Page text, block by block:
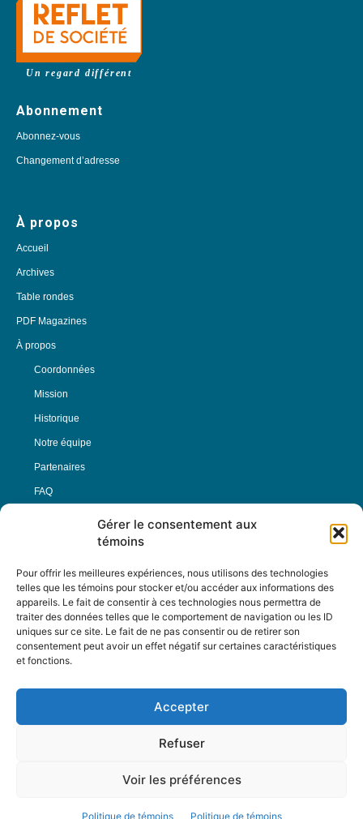
Gérer le consentement aux
témoins
Pour offrir les meilleures expériences, nous utilisons des technologies
telles que les témoins pour stocker et/ou accéder aux informations des
appareils. Le fait de consentir à ces technologies nous permettra de
traiter des données telles que le comportement de navigation ou les ID
uniques sur ce site. Le fait de ne pas consentir ou de retirer son
consentement peut avoir un effet négatif sur certaines caractéristiques
et fonctions.
Accepter
Refuser
Voir les préférences
Politique de témoins Politique de témoins
Un regard différent
Abonnement
Abonnez-vous
Changement d’adresse
À propos
Accueil
Archives
Table rondes
PDF Magazines
À propos
Coordonnées
Mission
Historique
Notre équipe
Partenaires
FAQ
Nous Suivre
Contactez-nous :
12-3894 rue Sainte-Catherine Est,